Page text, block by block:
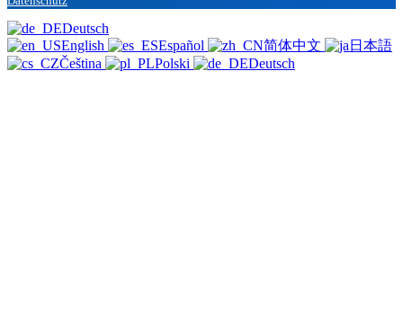
Deutsch
English
Español 简体中文
日本語
Čeština
Polski Deutsch